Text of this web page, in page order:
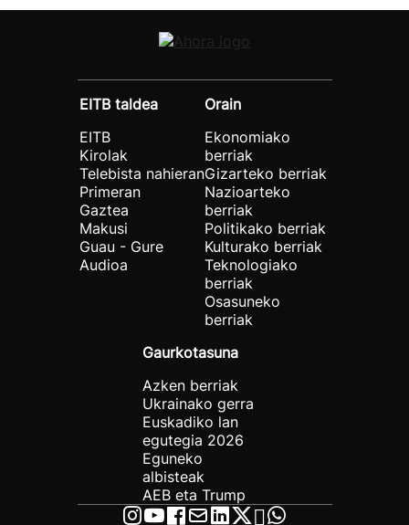
EITB taldea
EITB
Kirolak
Telebista nahieran
Primeran
Gaztea
Makusi
Guau - Gure
Audioa
Orain
Ekonomiako
berriak
Gizarteko berriak
Nazioarteko
berriak
Politikako berriak
Kulturako berriak
Teknologiako
berriak
Osasuneko
berriak
Gaurkotasuna
Azken berriak
Ukrainako gerra
Euskadiko lan
egutegia 2026
Eguneko
albisteak
AEB eta Trump